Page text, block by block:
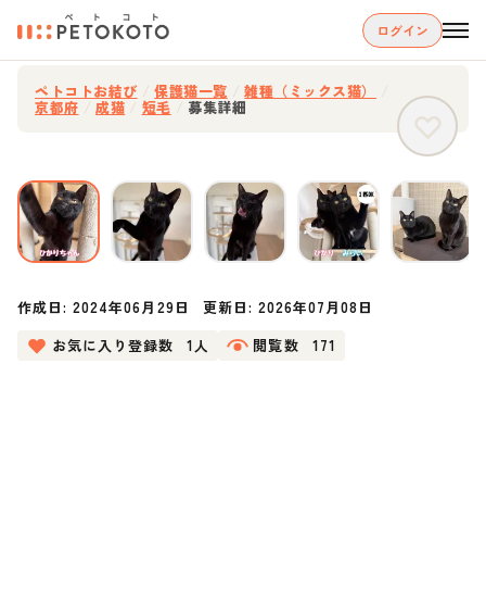
ログイン
ペトコトお結び 保護猫一覧 雑種（ミックス猫）
京都府 成猫 短毛 募集詳細
作成日:2024年06月29日 更新日: 2026年07月08日
お気に入り登録数
1人 閲覧数 171